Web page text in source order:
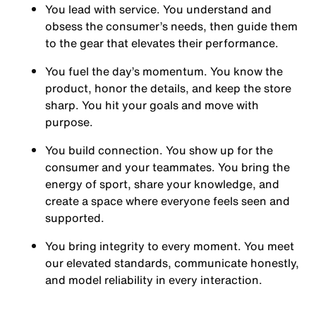
You lead with service. You understand and
obsess the consumer’s needs, then guide them
to the gear that elevates their performance.
You fuel the day’s momentum. You know the
product, honor the details, and keep the store
sharp. You hit your goals and move with
purpose.
You build connection. You show up for the
consumer and your teammates. You bring the
energy of sport, share your knowledge, and
create a space where everyone feels seen and
supported.
You bring integrity to every moment. You meet
our elevated standards, communicate honestly,
and model reliability in every interaction.